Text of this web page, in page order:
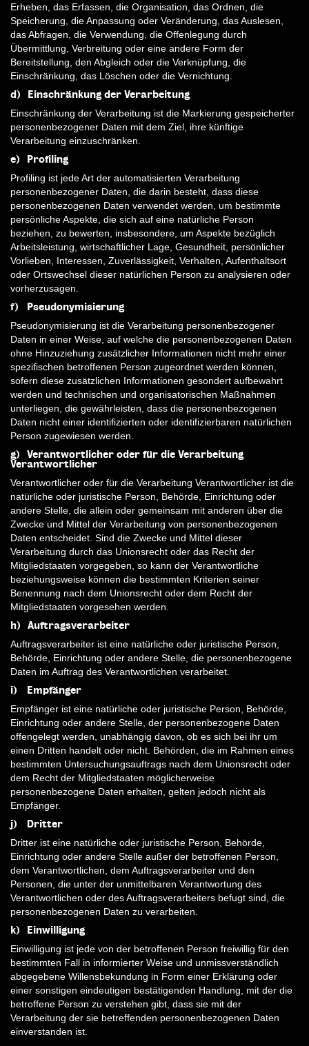
Erheben, das Erfassen, die Organisation, das Ordnen, die
Speicherung, die Anpassung oder Veränderung, das Auslesen,
das Abfragen, die Verwendung, die Offenlegung durch
Übermittlung, Verbreitung oder eine andere Form der
Bereitstellung, den Abgleich oder die Verknüpfung, die
Einschränkung, das Löschen oder die Vernichtung.
d) Einschränkung der Verarbeitung
Einschränkung der Verarbeitung ist die Markierung gespeicherter
personenbezogener Daten mit dem Ziel, ihre künftige
Verarbeitung einzuschränken.
e) Profiling
Profiling ist jede Art der automatisierten Verarbeitung
personenbezogener Daten, die darin besteht, dass diese
personenbezogenen Daten verwendet werden, um bestimmte
persönliche Aspekte, die sich auf eine natürliche Person
beziehen, zu bewerten, insbesondere, um Aspekte bezüglich
Arbeitsleistung, wirtschaftlicher Lage, Gesundheit, persönlicher
Vorlieben, Interessen, Zuverlässigkeit, Verhalten, Aufenthaltsort
oder Ortswechsel dieser natürlichen Person zu analysieren oder
vorherzusagen.
f) Pseudonymisierung
Pseudonymisierung ist die Verarbeitung personenbezogener
Daten in einer Weise, auf welche die personenbezogenen Daten
ohne Hinzuziehung zusätzlicher Informationen nicht mehr einer
spezifischen betroffenen Person zugeordnet werden können,
sofern diese zusätzlichen Informationen gesondert aufbewahrt
werden und technischen und organisatorischen Maßnahmen
unterliegen, die gewährleisten, dass die personenbezogenen
Daten nicht einer identifizierten oder identifizierbaren natürlichen
Person zugewiesen werden.
g) Verantwortlicher oder für die Verarbeitung
Verantwortlicher
Verantwortlicher oder für die Verarbeitung Verantwortlicher ist die
natürliche oder juristische Person, Behörde, Einrichtung oder
andere Stelle, die allein oder gemeinsam mit anderen über die
Zwecke und Mittel der Verarbeitung von personenbezogenen
Daten entscheidet. Sind die Zwecke und Mittel dieser
Verarbeitung durch das Unionsrecht oder das Recht der
Mitgliedstaaten vorgegeben, so kann der Verantwortliche
beziehungsweise können die bestimmten Kriterien seiner
Benennung nach dem Unionsrecht oder dem Recht der
Mitgliedstaaten vorgesehen werden.
h) Auftragsverarbeiter
Auftragsverarbeiter ist eine natürliche oder juristische Person,
Behörde, Einrichtung oder andere Stelle, die personenbezogene
Daten im Auftrag des Verantwortlichen verarbeitet.
i) Empfänger
Empfänger ist eine natürliche oder juristische Person, Behörde,
Einrichtung oder andere Stelle, der personenbezogene Daten
offengelegt werden, unabhängig davon, ob es sich bei ihr um
einen Dritten handelt oder nicht. Behörden, die im Rahmen eines
bestimmten Untersuchungsauftrags nach dem Unionsrecht oder
dem Recht der Mitgliedstaaten möglicherweise
personenbezogene Daten erhalten, gelten jedoch nicht als
Empfänger.
j) Dritter
Dritter ist eine natürliche oder juristische Person, Behörde,
Einrichtung oder andere Stelle außer der betroffenen Person,
dem Verantwortlichen, dem Auftragsverarbeiter und den
Personen, die unter der unmittelbaren Verantwortung des
Verantwortlichen oder des Auftragsverarbeiters befugt sind, die
personenbezogenen Daten zu verarbeiten.
k) Einwilligung
Einwilligung ist jede von der betroffenen Person freiwillig für den
bestimmten Fall in informierter Weise und unmissverständlich
abgegebene Willensbekundung in Form einer Erklärung oder
einer sonstigen eindeutigen bestätigenden Handlung, mit der die
betroffene Person zu verstehen gibt, dass sie mit der
Verarbeitung der sie betreffenden personenbezogenen Daten
einverstanden ist.